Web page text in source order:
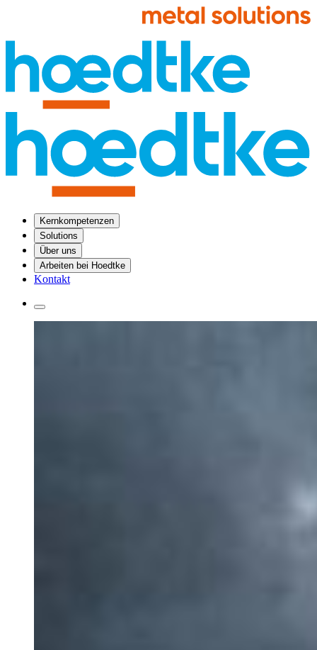
Kernkompetenzen
Solutions
Über uns
Arbeiten bei Hoedtke
Kontakt
Menü öffnen